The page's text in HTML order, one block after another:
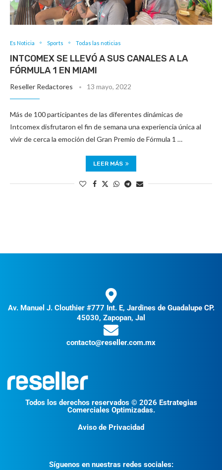
Es Noticia Sports Todas las noticias
INTCOMEX SE LLEVÓ A SUS CANALES A LA
FÓRMULA 1 EN MIAMI
Reseller Redactores 13 mayo, 2022
Más de 100 participantes de las diferentes dinámicas de
Intcomex disfrutaron el fin de semana una experiencia única al
vivir de cerca la emoción del Gran Premio de Fórmula 1 …
LEER MÁS
Av. Manuel J. Clouthier #777 Int. E, Jardines de Guadalupe CP.
45030, Zapopan, Jal
contacto@reseller.com.mx
Todos los derechos reservados © 2026 Estrategias
Comerciales Optimizadas.
Aviso de Privacidad
Síguenos en nuestras redes sociales: